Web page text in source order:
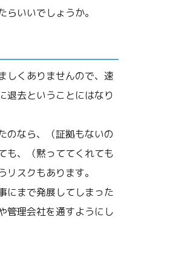
いいでしょうか。
しくありませんので、速
退去ということにはなり
のなら、（証拠もないの
も、（黙っててくれても
スクもあります。
にまで発展してしまった
管理会社を通すようにし